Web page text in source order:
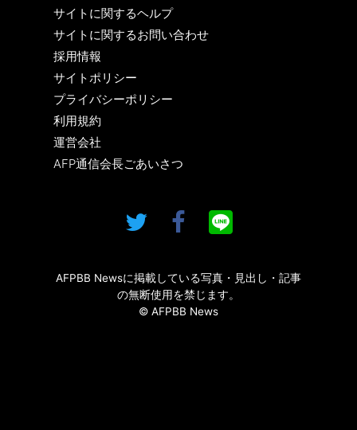
サイトに関するヘルプ
サイトに関するお問い合わせ
採用情報
サイトポリシー
プライバシーポリシー
利用規約
運営会社
AFP通信会長ごあいさつ
AFPBB Newsに掲載している写真・見出し・記事
の無断使用を禁じます。
© AFPBB News